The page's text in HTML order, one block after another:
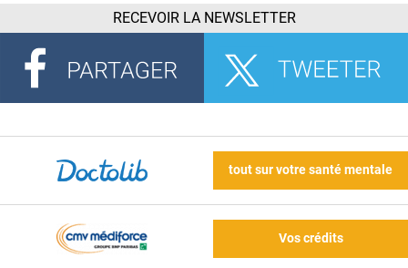
RECEVOIR LA NEWSLETTER
tout sur votre santé mentale
Vos crédits